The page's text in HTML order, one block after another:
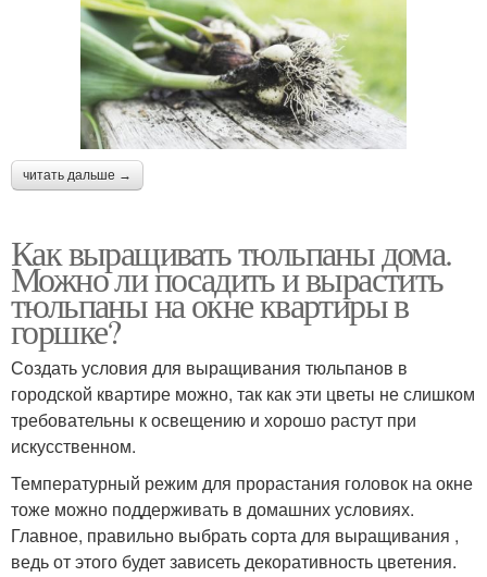
читать дальше →
Как выращивать тюльпаны дома.
Можно ли посадить и вырастить
тюльпаны на окне квартиры в
горшке?
Создать условия для выращивания тюльпанов в
городской квартире можно, так как эти цветы не слишком
требовательны к освещению и хорошо растут при
искусственном.
Температурный режим для прорастания головок на окне
тоже можно поддерживать в домашних условиях.
Главное, правильно выбрать сорта для выращивания ,
ведь от этого будет зависеть декоративность цветения.